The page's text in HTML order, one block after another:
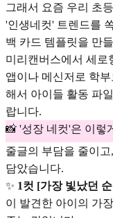
그래서 요즘 우리 초
'인생네컷' 트렌드를
백 카드 템플릿을 만
미리캔버스에서 세로
앱이나 메신저로 학
해서 아이들 활동 파
랍니다.
📸 '성장 네컷'은 이렇
줄글의 부담을 줄이
담았습니다.
✨ 1컷 [가장 빛났던
이 발견한 아이의 가